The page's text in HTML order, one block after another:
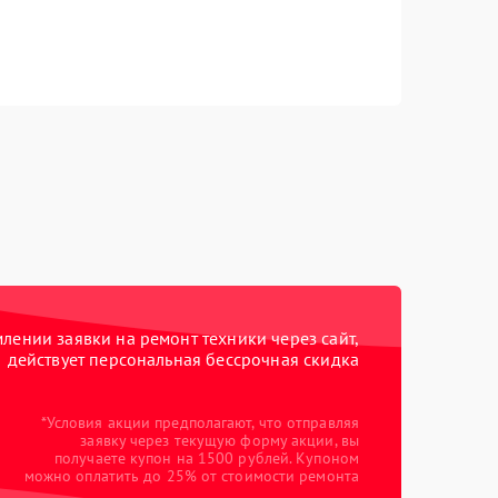
заявки на ремонт техники через сайт,
действует персональная бессрочная скидка
*Условия акции предполагают, что отправляя
заявку через текущую форму акции, вы
получаете купон на 1500 рублей. Купоном
можно оплатить до 25% от стоимости ремонта